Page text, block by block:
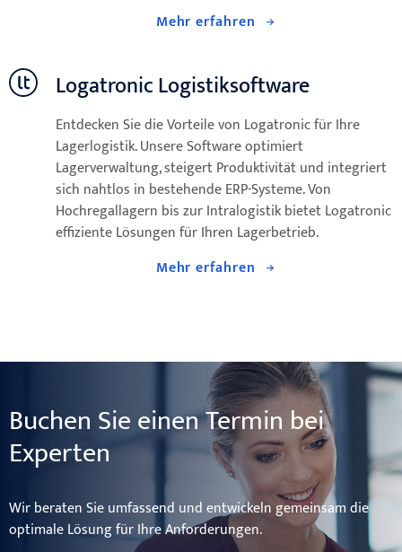
Mehr erfahren
Logatronic Logistiksoftware
Entdecken Sie die Vorteile von Logatronic für Ihre
Lagerlogistik. Unsere Software optimiert
Lagerverwaltung, steigert Produktivität und integriert
sich nahtlos in bestehende ERP-Systeme. Von
Hochregallagern bis zur Intralogistik bietet Logatronic
effiziente Lösungen für Ihren Lagerbetrieb.
Mehr erfahren
Buchen Sie einen Termin bei
Experten
Wir beraten Sie umfassend und entwickeln gemeinsam die
optimale Lösung für Ihre Anforderungen.